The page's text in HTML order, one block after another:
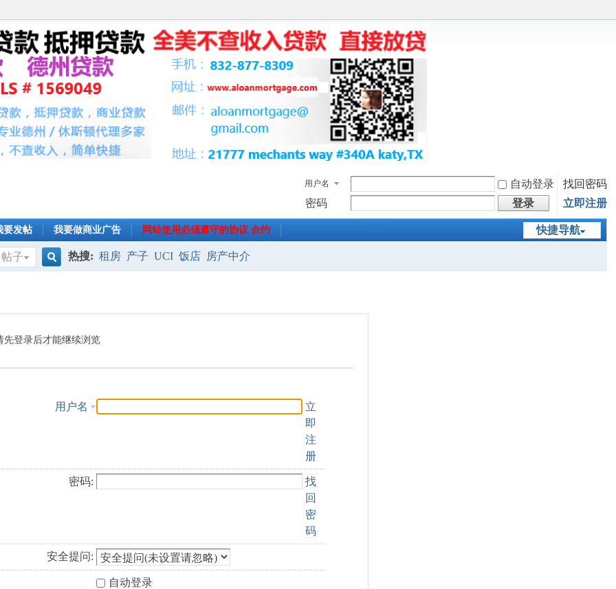
用户名 自动登录
找回密码
密码
登录 立即注册
快捷导航
要发帖 我要做商业广告 网站使用必须遵守的协议 合约
帖子
索
热搜: 租房 产子 UCI 饭店 房产中介
先登录后才能继续浏览
用户名
立
即
注
册
密码:
找
回
密
码
安全提问:
自动登录